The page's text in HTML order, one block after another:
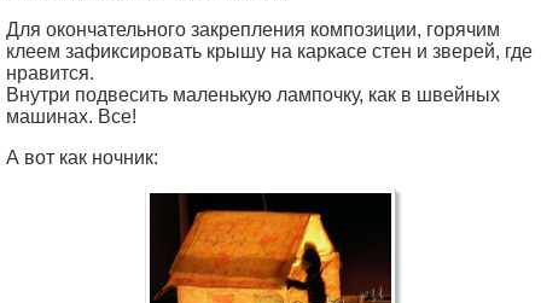
Для окончательного закрепления композиции, горячим
клеем зафиксировать крышу на каркасе стен и зверей, где
нравится.
Внутри подвесить маленькую лампочку, как в швейных
машинах. Все!
А вот как ночник: